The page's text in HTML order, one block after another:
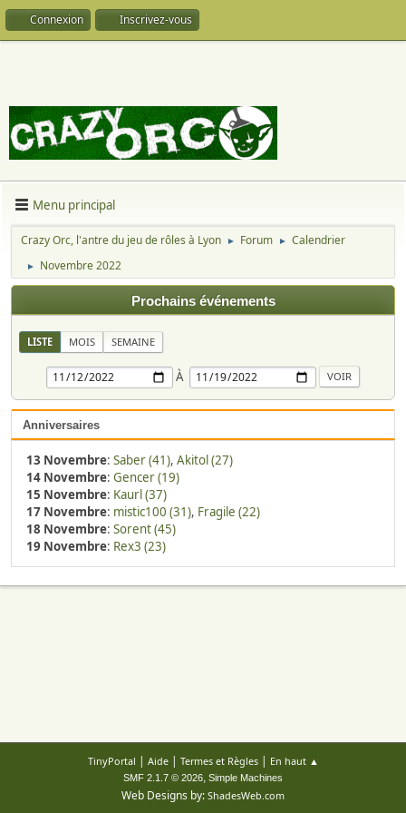
Connexion Inscrivez-vous
Menu principal
Crazy Orc, l'antre du jeu de rôles à Lyon ► Forum ► Calendrier
► Novembre 2022
Prochains événements
LISTE MOIS SEMAINE
À
Anniversaires
13 Novembre: Saber (41), Akitol (27)
14 Novembre: Gencer (19)
15 Novembre: Kaurl (37)
17 Novembre: mistic100 (31), Fragile (22)
18 Novembre: Sorent (45)
19 Novembre: Rex3 (23)
TinyPortal | Aide| Termes et Règles| En haut ▲
SMF 2.1.7 © 2026, Simple Machines
Web Designs by: ShadesWeb.com